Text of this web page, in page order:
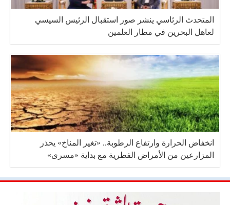
المتحدث الرئاسي ينشر صور استقبال الرئيس السيسي
لعاهل البحرين في مطار العلمين
انخفاض الحرارة وارتفاع الرطوبة.. «تغير المناخ» يحذر
المزارعين من الأمراض الفطرية مع بداية «مسرى»